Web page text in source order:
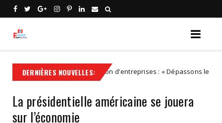
DERNIÈRES NOUVELLES:
IDEES Transmission d'entreprises : « Dépassons les
La présidentielle américaine se jouera
sur l’économie